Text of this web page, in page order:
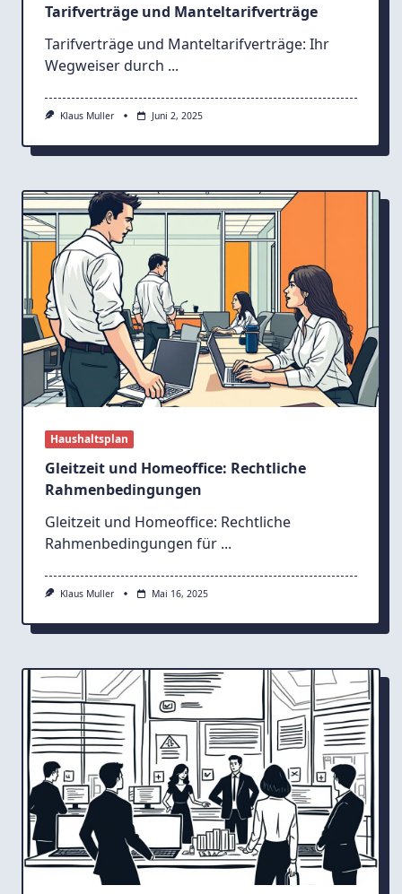
Tarifverträge und Manteltarifverträge
Tarifverträge und Manteltarifverträge: Ihr
Wegweiser durch ...
Klaus Muller Juni 2, 2025
Haushaltsplan
Gleitzeit und Homeoffice: Rechtliche
Rahmenbedingungen
Gleitzeit und Homeoffice: Rechtliche
Rahmenbedingungen für ...
Klaus Muller Mai 16, 2025